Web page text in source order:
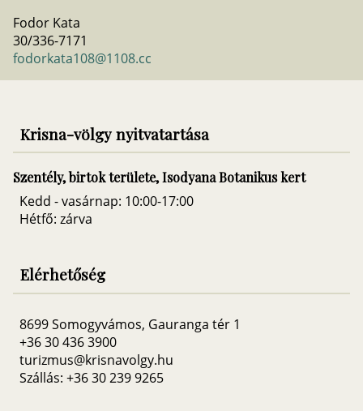
Fodor Kata
30/336-7171
fodorkata108@1108.cc
Krisna-völgy nyitvatartása
Szentély, birtok területe, Isodyana Botanikus kert
Kedd - vasárnap: 10:00-17:00
Hétfő: zárva
Elérhetőség
8699 Somogyvámos, Gauranga tér 1
+36 30 436 3900
turizmus@krisnavolgy.hu
Szállás: +36 30 239 9265